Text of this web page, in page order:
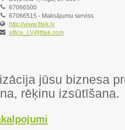
67066500
67066515 - Maksājumu serviss
http://www.fitek.lv
office_LV@fitek.com
jūsu biznesa
rēķinu izsūtīšana.